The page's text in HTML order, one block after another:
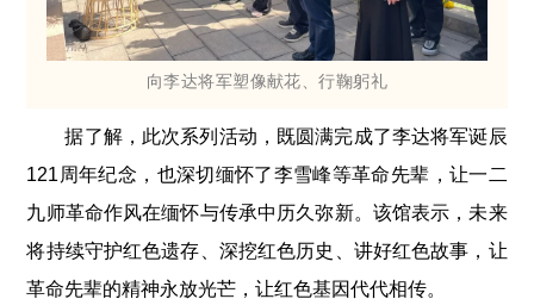
向李达将军塑像献花、行鞠躬礼
据了解，此次系列活动，既圆满完成了李达将军诞辰
121周年纪念，也深切缅怀了李雪峰等革命先辈，让一二
九师革命作风在缅怀与传承中历久弥新。该馆表示，未来
将持续守护红色遗存、深挖红色历史、讲好红色故事，让
革命先辈的精神永放光芒，让红色基因代代相传。